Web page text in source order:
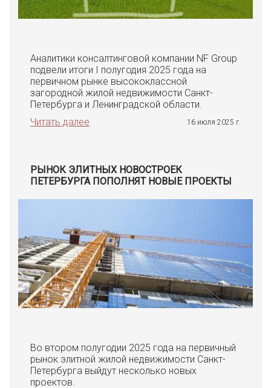
Аналитики консалтинговой компании NF Group
подвели итоги I полугодия 2025 года на
первичном рынке высококлассной
загородной жилой недвижимости Санкт-
Петербурга и Ленинградской области.
Читать далее
16 июля 2025 г.
РЫНОК ЭЛИТНЫХ НОВОСТРОЕК
ПЕТЕРБУРГА ПОПОЛНЯТ НОВЫЕ ПРОЕКТЫ
Во втором полугодии 2025 года на первичный
рынок элитной жилой недвижимости Санкт-
Петербурга выйдут несколько новых
проектов.